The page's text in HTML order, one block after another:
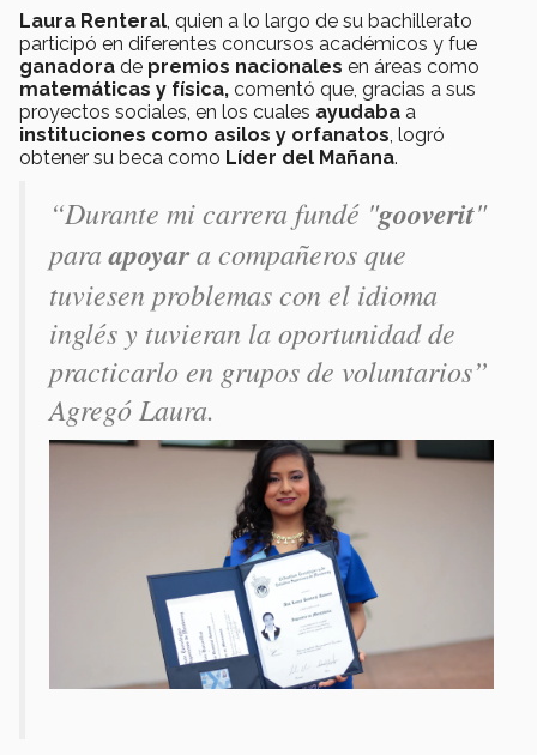
Laura Renteral , quien a lo largo de su bachillerato
participó en diferentes concursos académicos y fue
ganadora de premios nacionales en áreas como
matemáticas y física, comentó que, gracias a sus
proyectos sociales, en los cuales ayudaba a
instituciones como asilos y orfanatos , logró
obtener su beca como Líder del Mañana.
“Durante mi carrera fundé "gooverit"
paraapoyara compañeros que
tuviesen problemas con el idioma
inglés y tuvieran la oportunidad de
practicarlo en grupos de voluntarios”
Agregó Laura.